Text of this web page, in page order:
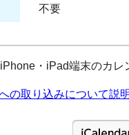
不要
・iPad端末のカレ
の取り込みについて説